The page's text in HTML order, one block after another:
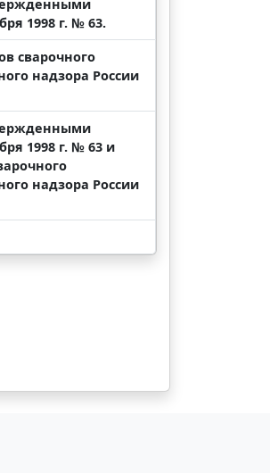
1998 г. № 63.
сварочного
надзора России
1998 г. № 63 и
надзора России